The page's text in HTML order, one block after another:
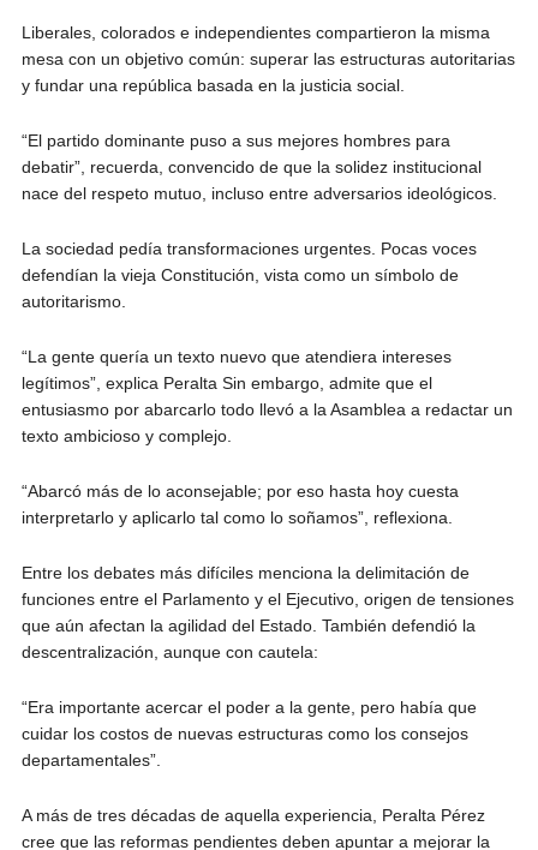
Liberales, colorados e independientes compartieron la misma
mesa con un objetivo común: superar las estructuras autoritarias
y fundar una república basada en la justicia social.
“El partido dominante puso a sus mejores hombres para
debatir”, recuerda, convencido de que la solidez institucional
nace del respeto mutuo, incluso entre adversarios ideológicos.
La sociedad pedía transformaciones urgentes. Pocas voces
defendían la vieja Constitución, vista como un símbolo de
autoritarismo.
“La gente quería un texto nuevo que atendiera intereses
legítimos”, explica Peralta Sin embargo, admite que el
entusiasmo por abarcarlo todo llevó a la Asamblea a redactar un
texto ambicioso y complejo.
“Abarcó más de lo aconsejable; por eso hasta hoy cuesta
interpretarlo y aplicarlo tal como lo soñamos”, reflexiona.
Entre los debates más difíciles menciona la delimitación de
funciones entre el Parlamento y el Ejecutivo, origen de tensiones
que aún afectan la agilidad del Estado. También defendió la
descentralización, aunque con cautela:
“Era importante acercar el poder a la gente, pero había que
cuidar los costos de nuevas estructuras como los consejos
departamentales”.
A más de tres décadas de aquella experiencia, Peralta Pérez
cree que las reformas pendientes deben apuntar a mejorar la